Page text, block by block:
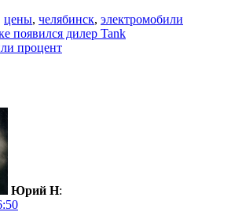
цены, челябинск, электромобили
появился дилер Tank
процент
Юрий Н: